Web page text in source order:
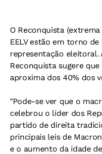
O Reconquista
EELV estão em torno
representação eleitoral.
Reconquista sugere
aproxima dos 40% dos
"Pode-se ver que o
celebrou o líder dos
partido de direita
principais leis de
e o aumento da idade